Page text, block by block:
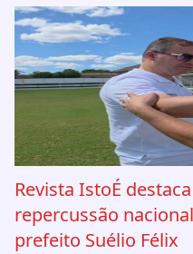
Revista IstoÉ
repercussão
prefeito Suélio Félix